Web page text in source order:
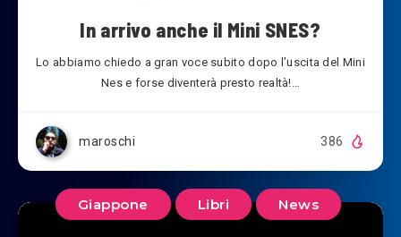
In arrivo anche il Mini SNES?
Lo abbiamo chiedo a gran voce subito dopo l’uscita del Mini
Nes e forse diventerà presto realtà!…
maroschi 386
Giappone Libri News